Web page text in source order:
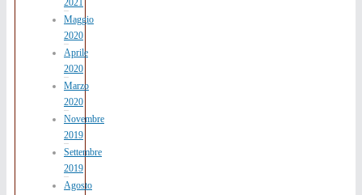
2021
Maggio
2020
Aprile
2020
Marzo
2020
Novembre
2019
Settembre
2019
Agosto